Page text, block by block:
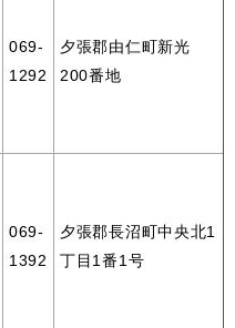
069-
1292
夕張郡由仁町新光
200番地
069-
1392
夕張郡長沼町中央北1
丁目1番1号